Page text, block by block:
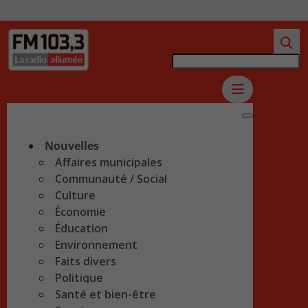
Nouvelles
Affaires municipales
Communauté / Social
Culture
Économie
Éducation
Environnement
Faits divers
Politique
Santé et bien-être